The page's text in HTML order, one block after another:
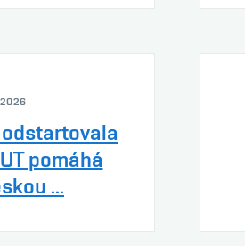
odstartovala
pomáhá
...